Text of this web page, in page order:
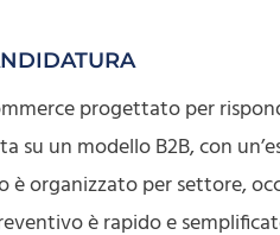
progettato per
su un modello B2B, con
è organizzato per settore,
è rapido e